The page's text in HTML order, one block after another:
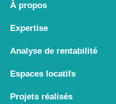
À propos
Expertise
Analyse de rentabilité
Espaces locatifs
Projets réalisés